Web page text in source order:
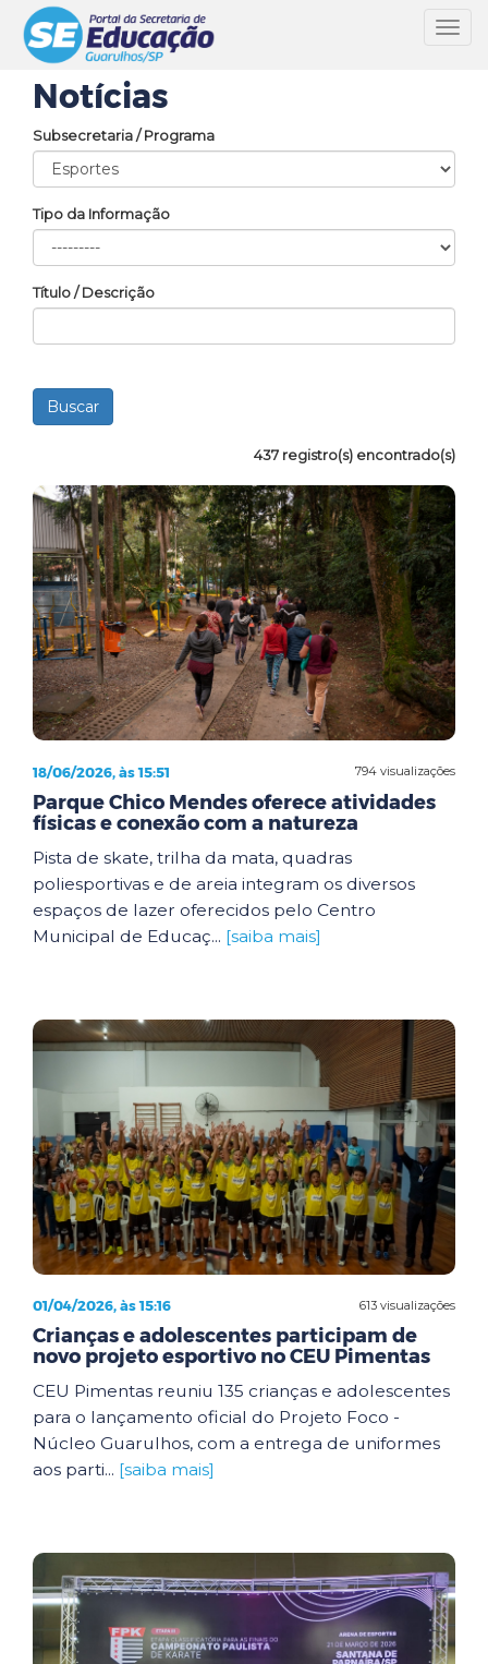
Notícias
Subsecretaria / Programa
Tipo da Informação
Título / Descrição
437 registro(s) encontrado(s)
794 visualizações
18/06/2026, às 15:51
Parque Chico Mendes oferece atividades
físicas e conexão com a natureza
Pista de skate, trilha da mata, quadras
poliesportivas e de areia integram os diversos
espaços de lazer oferecidos pelo Centro
Municipal de Educaç... [saiba mais]
613 visualizações
01/04/2026, às 15:16
Crianças e adolescentes participam de
novo projeto esportivo no CEU Pimentas
CEU Pimentas reuniu 135 crianças e adolescentes
para o lançamento oficial do Projeto Foco -
Núcleo Guarulhos, com a entrega de uniformes
aos parti... [saiba mais]